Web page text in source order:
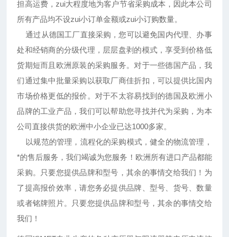
担高运费，zui大程度地为客户节省采购成本，因此本公司
所有产品均不设zui小订单金额或zui小订购数量。
通过从德国工厂直接采购，您可以避免国内代理、办事
处和经销商的分级代理，层层盘剥的模式，享受到价格低
货期短而且欧洲原装的采购服务。对于一些德国产品，我
们通过集中批量采购以获取厂商佳折扣，可以提供比国内
市场价格更低的报价。对于不太容易找到的德国及欧洲小
品牌的工业产品，我们可以帮助您寻找并代为采购，为本
公司直接供货的欧洲中小企业已达1000多家。
以规范的管理，流程化的采购模式，健全的物流管理，
*的售后服务，我们竭诚为您服务！欧洲所有进口产品都能
采购。只要您提供品牌和型号，其余的事情交给我们！为
了提高报价效率，请您务必提供品牌、型号、货号、数量
或者铭牌照片。只要您提供品牌和型号，其余的事情交给
我们！